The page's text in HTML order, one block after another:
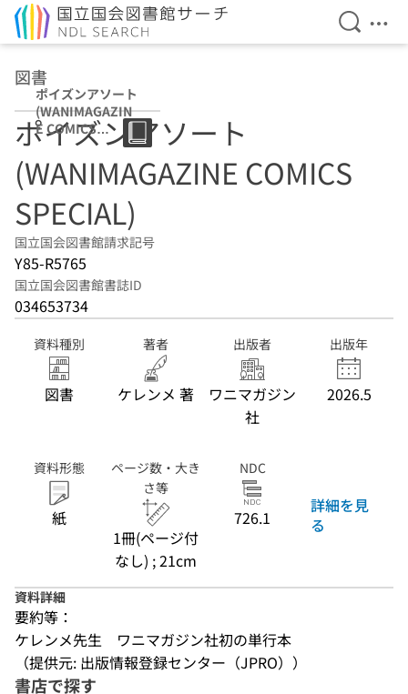
検索を
メ
図書
ポイズンアソート
(WANIMAGAZIN
E COMICS
SPECIAL)
ポイズンアソート
(WANIMAGAZINE COMICS
SPECIAL)
国立国会図書館請求記号
Y85-R5765
国立国会図書館書誌ID
034653734
資料種別
図書
著者
ケレンメ 著
出版者
ワニマガジン
社
出版年
2026.5
資料形態
紙
ページ数・大き
さ等
1冊(ページ付
なし) ; 21cm
NDC
726.1
詳細を見
る
資料詳細
要約等：
ケレンメ先生　ワニマガジン社初の単行本
（提供元: 出版情報登録センター（JPRO））
書店で探す